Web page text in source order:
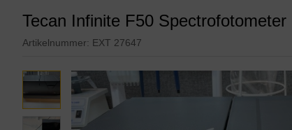
Tecan Infinite F50 Spectrofotometer
Artikelnummer: EXT 27647